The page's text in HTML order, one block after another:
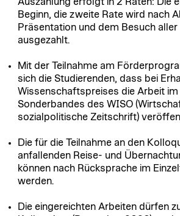
Beginn, die zweite Rate wird nach
Präsentation und dem Besuch
ausgezahlt.
Mit der Teilnahme am
sich die Studierenden, dass bei
Wissenschaftspreises die Arbeit im
Sonderbandes des WISO
sozialpolitische Zeitschrift)
Die für die Teilnahme an den
anfallenden Reise- und
können nach Rücksprache im
werden.
Die eingereichten Arbeiten dürfen